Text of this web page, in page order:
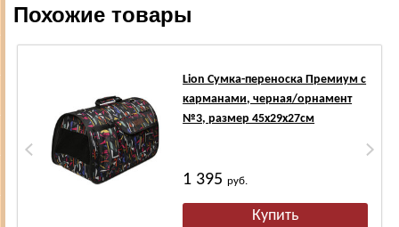
Похожие товары
Lion Сумка-переноска Премиум с
карманами, черная/орнамент
№3, размер 45х29х27см
1 395руб.